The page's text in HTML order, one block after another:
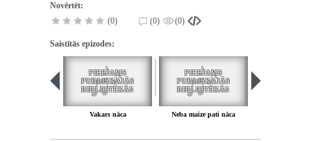
Novērtēt:
(0)
(0) (0)
Saistītās epizodes:
PIEEJAMS
PUBLISKAJĀS
BIBLIOTĒKĀS
Vakars nāca
PIEEJAMS
PUBLISKAJĀS
BIBLIOTĒKĀS
Neba maize pati nāca